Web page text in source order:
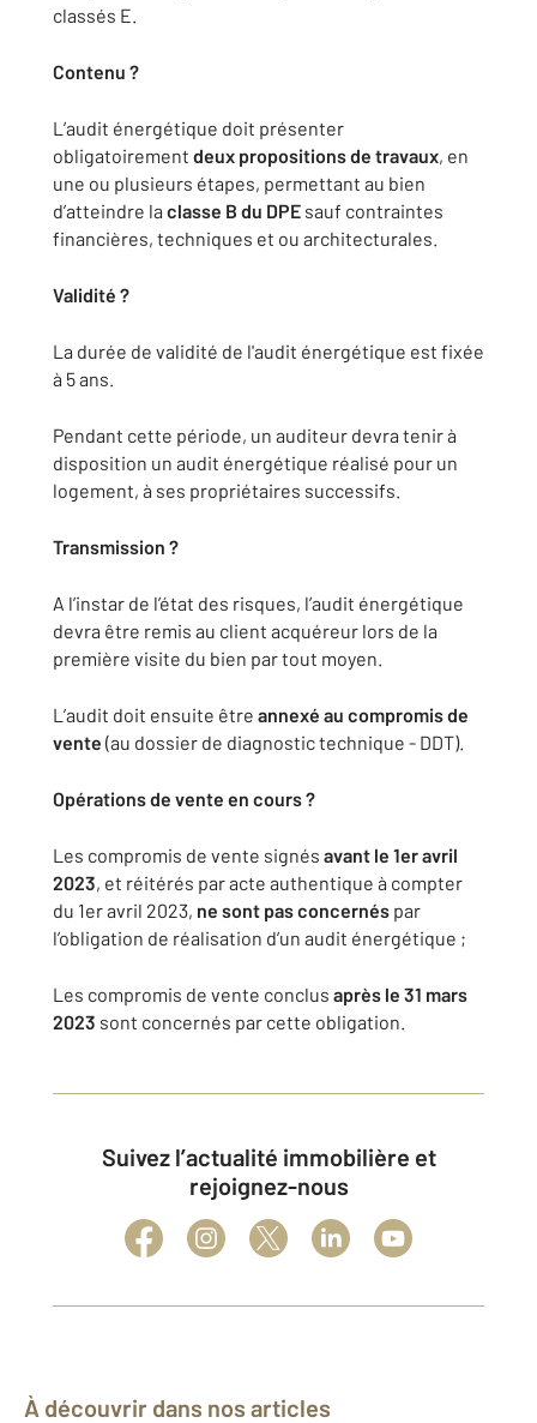
classés E.
Contenu ?
L’audit énergétique doit présenter
obligatoirement deux propositions de travaux, en
une ou plusieurs étapes, permettant au bien
d’atteindre la classe B du DPE sauf contraintes
financières, techniques et ou architecturales.
Validité ?
La durée de validité de l'audit énergétique est fixée
à 5 ans.
Pendant cette période, un auditeur devra tenir à
disposition un audit énergétique réalisé pour un
logement, à ses propriétaires successifs.
Transmission ?
A l’instar de l’état des risques, l’audit énergétique
devra être remis au client acquéreur lors de la
première visite du bien par tout moyen.
L’audit doit ensuite être annexé au compromis de
vente (au dossier de diagnostic technique - DDT).
Opérations de vente en cours ?
Les compromis de vente signés avant le 1er avril
2023, et réitérés par acte authentique à compter
du 1er avril 2023, ne sont pas concernés par
l’obligation de réalisation d’un audit énergétique ;
Les compromis de vente conclus après le 31 mars
2023 sont concernés par cette obligation.
Suivez l’actualité immobilière et
rejoignez-nous
À découvrir dans nos articles